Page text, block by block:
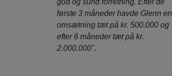
god og sund forretning. Efter de
første 3 måneder havde Glenn en
omsætning tæt på kr. 500.000 og
efter 6 måneder tæt på kr.
2.000.000".